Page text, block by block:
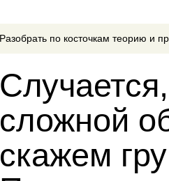
Разобрать по косточкам теорию и
сложной
скажем